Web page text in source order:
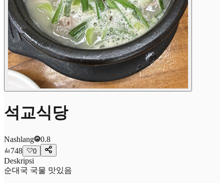
석교식당
Nashlang
0.8
748
0
Deskripsi
순대국 국물 맛있음